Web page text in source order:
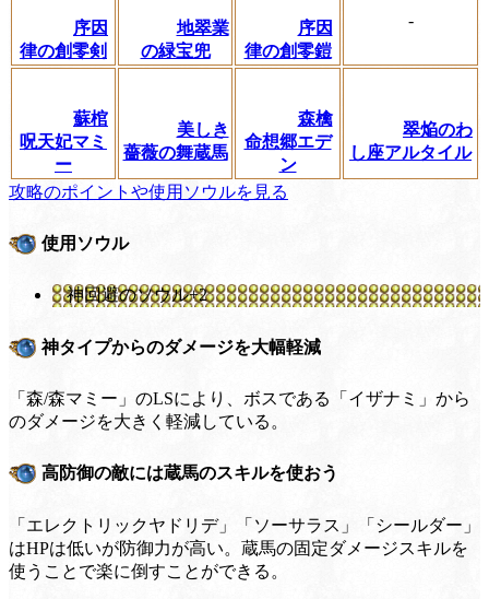
序因
律の創零剣
地翠業
の緑宝兜
序因
律の創零鎧
-
蘇棺
呪天妃マミ
ー
美しき
薔薇の舞蔵馬
森檎
命想郷エデ
ン
翠焔のわ
し座アルタイル
攻略のポイントや使用ソウルを見る
使用ソウル
神回避のソウル+2
神タイプからのダメージを大幅軽減
「森/森マミー」のLSにより、ボスである「イザナミ」から
のダメージを大きく軽減している。
高防御の敵には蔵馬のスキルを使おう
「エレクトリックヤドリデ」「ソーサラス」「シールダー」
はHPは低いが防御力が高い。蔵馬の固定ダメージスキルを
使うことで楽に倒すことができる。